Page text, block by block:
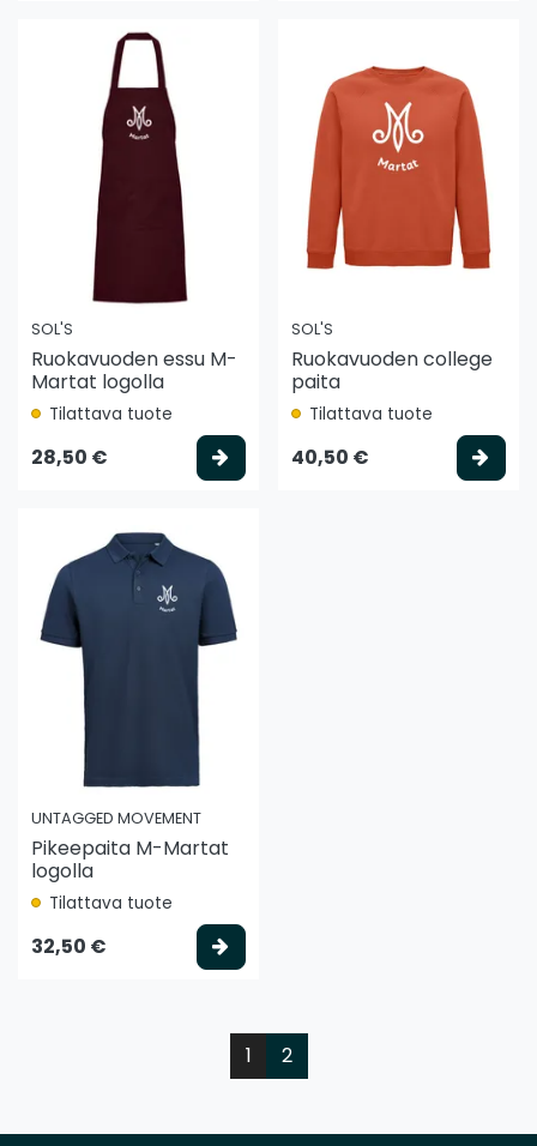
SOL'S
Ruokavuoden essu M-
Martat logolla
Tilattava tuote
28,50 € Valitse vaihtoehto
SOL'S
Ruokavuoden college
paita
Tilattava tuote
40,50 €
UNTAGGED MOVEMENT
Pikeepaita M-Martat
logolla
Tilattava tuote
32,50 €
1 2